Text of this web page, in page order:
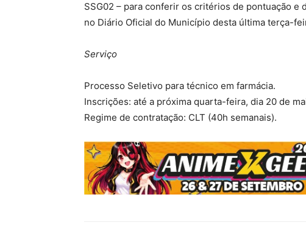
SSG02 – para conferir os critérios de pontuação
no Diário Oficial do Município desta última terça-
Serviço
Processo Seletivo para técnico em farmácia.
Inscrições: até a próxima quarta-feira, dia 20 de
Regime de contratação: CLT (40h semanais).